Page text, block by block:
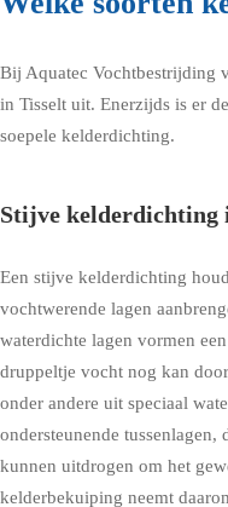
Bij Aquatec Vochtbestrijding
in Tisselt uit. Enerzijds is er
soepele kelderdichting.
Stijve kelderdichting
Een stijve kelderdichting
vochtwerende lagen
waterdichte lagen vormen
druppeltje vocht nog kan
onder andere uit speciaal
ondersteunende tussenlagen,
kunnen uitdrogen om het
kelderbekuiping neemt